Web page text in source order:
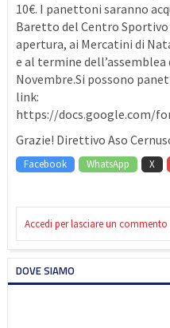
10€. I panettoni saranno
Baretto del Centro
apertura, ai Mercatini di
e al termine dell’assemblea
Novembre.Si possono
link:
https://docs.google.com/
Grazie! Direttivo Aso
Facebook WhatsApp X
Accedi per lasciare un commento
DOVE SIAMO